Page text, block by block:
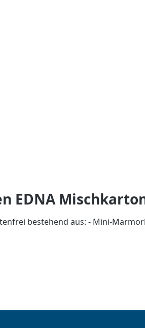
EDNA
bestehend aus: - Mini-